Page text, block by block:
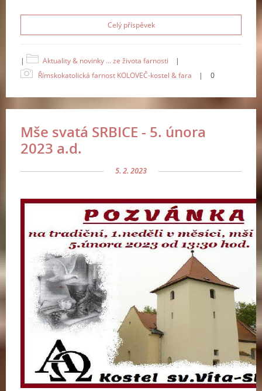
Celý příspěvek
| Aktuality & novinky ... ze života farnosti
|
Římskokatolická farnost KOLOVEČ-kostel & fara
| 0
Mše svatá SRBICE - 5. února
2023 a.d.
5. 2. 2023